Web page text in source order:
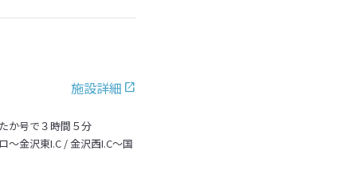
施設詳細
か号で３時間５分
金沢東I.C / 金沢西I.C～国